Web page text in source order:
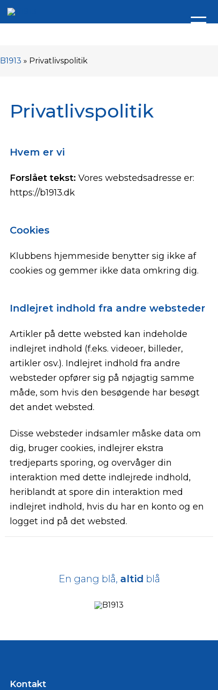
B1913 » Privatlivspolitik
Privatlivspolitik
Hvem er vi
Forslået tekst: Vores webstedsadresse er:
https://b1913.dk
Cookies
Klubbens hjemmeside benytter sig ikke af
cookies og gemmer ikke data omkring dig.
Indlejret indhold fra andre websteder
Artikler på dette websted kan indeholde
indlejret indhold (f.eks. videoer, billeder,
artikler osv.). Indlejret indhold fra andre
websteder opfører sig på nøjagtig samme
måde, som hvis den besøgende har besøgt
det andet websted.
Disse websteder indsamler måske data om
dig, bruger cookies, indlejrer ekstra
tredjeparts sporing, og overvåger din
interaktion med dette indlejrede indhold,
heriblandt at spore din interaktion med
indlejret indhold, hvis du har en konto og en
logget ind på det websted.
En gang blå, altid blå
Kontakt